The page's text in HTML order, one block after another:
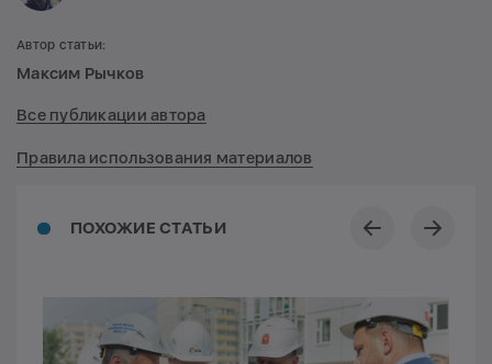
ПОХОЖИЕ СТАТЬИ
Автор статьи:
Максим Рычков
Все публикации автора
Правила использования материалов